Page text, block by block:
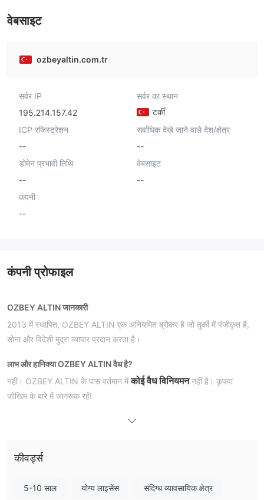
वेबसाइट
ozbeyaltin.com.tr
सर्वर IP
195.214.157.42
सर्वर का स्थान
टर्की
ICP रजिस्ट्रेशन
--
सर्वाधिक देखे जाने वाले देश/क्षेत्र
--
डोमेन प्रभावी तिथि
--
वेबसाइट
--
कंपनी
--
कंपनी प्रोफाइल
OZBEY ALTIN जानकारी
2013 में स्थापित, OZBEY ALTIN एक अनियमित ब्रोकर है जो तुर्की में पंजीकृत है,
सोना और विदेशी मुद्रा व्यापार प्रदान करता है।
लाभ और हानिक्या OZBEY ALTIN वैध है?
नहीं। OZBEY ALTIN के पास वर्तमान मेंकोई वैध विनियमननहीं है। कृपया
जोखिम के बारे में जागरूक रहें!
मैं OZBEY ALTIN पर क्या व्यापार कर सकता हूँ?
कीवर्ड्स
5-10 साल योग्य लाइसेंस संदिग्ध व्यावसायिक क्षेत्र